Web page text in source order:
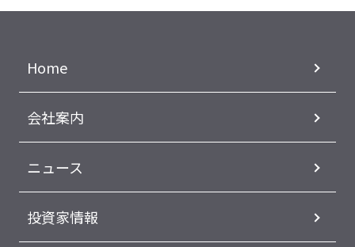
Home
会社案内
ニュース
投資家情報